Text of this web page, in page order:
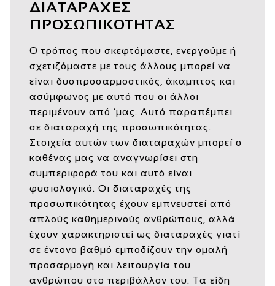
ΔΙΑΤΑΡΑΧΕΣ
ΠΡΟΣΩΠΙΚΟΤΗΤΑΣ
Ο τρόπος που σκεφτόμαστε, ενεργούμε ή
σχετιζόμαστε με τους άλλους μπορεί να
είναι δυσπροσαρμοστικός, άκαμπτος και
ασύμφωνος με αυτό που οι άλλοι
περιμένουν από ‘μας. Αυτό παραπέμπει
σε διαταραχή της προσωπικότητας.
Στοιχεία αυτών των διαταραχών μπορεί ο
καθένας μας να αναγνωρίσει στη
συμπεριφορά του και αυτό είναι
φυσιολογικό. Οι διαταραχές της
προσωπικότητας έχουν εμπνευστεί από
απλούς καθημερινούς ανθρώπους, αλλά
έχουν χαρακτηριστεί ως διαταραχές γιατί
σε έντονο βαθμό εμποδίζουν την ομαλή
προσαρμογή και λειτουργία του
ανθρώπου στο περιβάλλον του. Τα είδη